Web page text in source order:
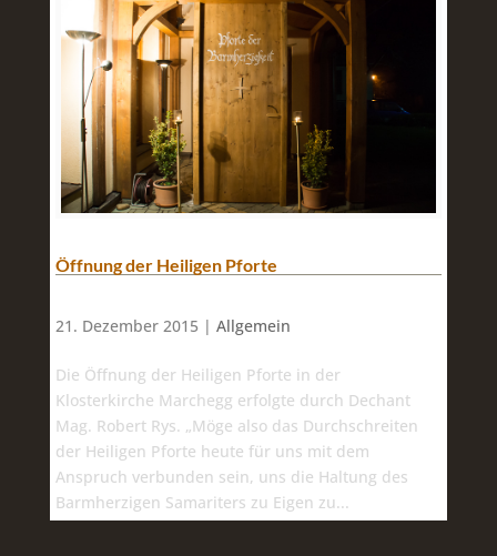
Öffnung der Heiligen Pforte
21. Dezember 2015 | Allgemein
Die Öffnung der Heiligen Pforte in der
Klosterkirche Marchegg erfolgte durch Dechant
Mag. Robert Rys. „Möge also das Durchschreiten
der Heiligen Pforte heute für uns mit dem
Anspruch verbunden sein, uns die Haltung des
Barmherzigen Samariters zu Eigen zu...